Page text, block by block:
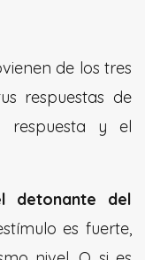
de los tres
respuestas de
respuesta y el
detonante del
es fuerte,